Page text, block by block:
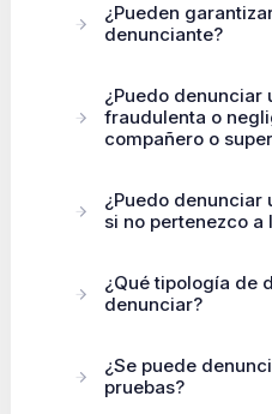
¿Pueden
denunciante?
¿Puedo denunciar
fraudulenta o
compañero o
¿Puedo denunciar
si no pertenezco a
¿Qué tipología de
denunciar?
¿Se puede
pruebas?